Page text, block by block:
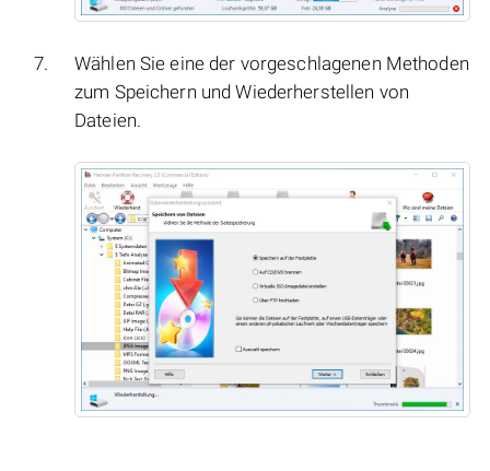
Wählen Sie eine der vorgeschlagenen Methoden
zum Speichern und Wiederherstellen von
Dateien.